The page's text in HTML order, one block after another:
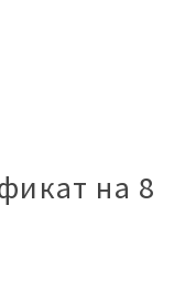
на 8